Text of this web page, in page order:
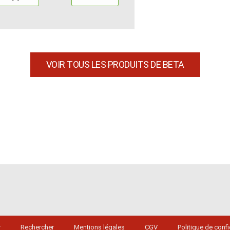
VOIR TOUS LES PRODUITS DE BETA
Rechercher Mentions légales CGV Politique de